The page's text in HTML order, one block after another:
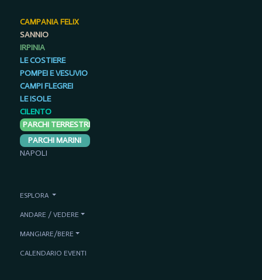
CAMPANIA FELIX
SANNIO
IRPINIA
LE COSTIERE
POMPEI E VESUVIO
CAMPI FLEGREI
LE ISOLE
CILENTO
PARCHI TERRESTRI
PARCHI MARINI
NAPOLI
ESPLORA
ANDARE / VEDERE
MANGIARE/BERE
CALENDARIO EVENTI